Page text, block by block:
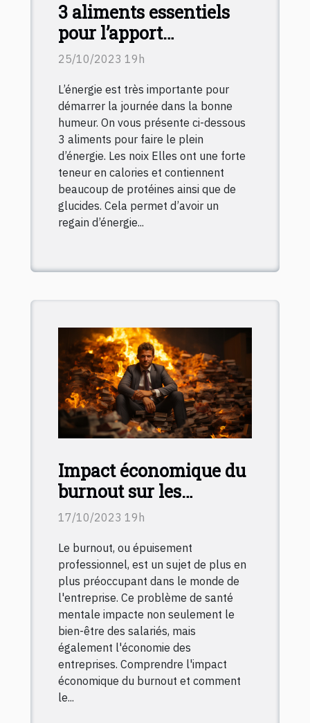
3 aliments essentiels
pour l’apport
énergétique
25/10/2023 19h
L’énergie est très importante pour
démarrer la journée dans la bonne
humeur. On vous présente ci-dessous
3 aliments pour faire le plein
d’énergie. Les noix Elles ont une forte
teneur en calories et contiennent
beaucoup de protéines ainsi que de
glucides. Cela permet d’avoir un
regain d’énergie...
Impact économique du
burnout sur les
entreprises : comment
17/10/2023 19h
Le burnout, ou épuisement
professionnel, est un sujet de plus en
plus préoccupant dans le monde de
l'entreprise. Ce problème de santé
mentale impacte non seulement le
bien-être des salariés, mais
également l'économie des
entreprises. Comprendre l'impact
économique du burnout et comment
le...